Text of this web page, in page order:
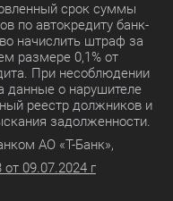
срок суммы
по автокредиту банк-
начислить штраф за
размере 0,1% от
При несоблюдении
данные о нарушителе
реестр должников и
задолженности.
АО «Т-Банк»,
09.07.2024 г